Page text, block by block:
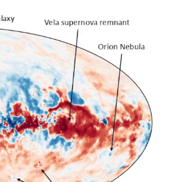
의 숨은 환경 비용: 데이터센터 확산..
AI는 어떻게 미국 민주주의를 잠식하고 ..